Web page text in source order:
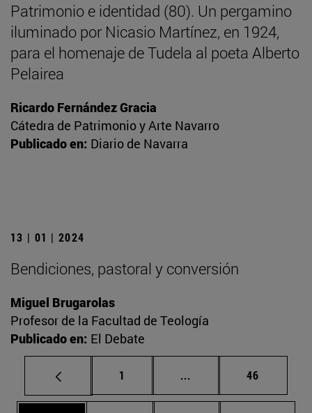
Patrimonio e identidad (80). Un pergamino
iluminado por Nicasio Martínez, en 1924,
para el homenaje de Tudela al poeta Alberto
Pelairea
Ricardo Fernández Gracia
Cátedra de Patrimonio y Arte Navarro
Publicado en: Diario de Navarra
13 | 01 | 2024
Bendiciones, pastoral y conversión
Miguel Brugarolas
Profesor de la Facultad de Teología
Publicado en: El Debate
Página
1 ... Páginas intermedias
Página
46